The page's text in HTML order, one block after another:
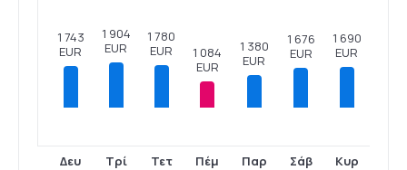
1 743
EUR
Δευ
1 904
EUR
Τρί
1 780
EUR
Τετ
1 084
EUR
Πέμ
1 380
EUR
Παρ
1 676
EUR
Σάβ
1 690
EUR
Κυρ